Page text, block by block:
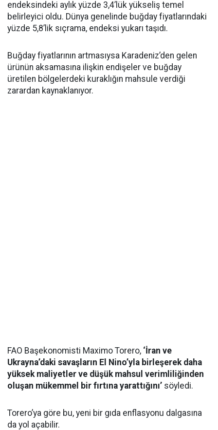
endeksindeki aylık yüzde 3,4’lük yükseliş temel
belirleyici oldu. Dünya genelinde buğday fiyatlarındaki
yüzde 5,8’lik sıçrama, endeksi yukarı taşıdı.
Buğday fiyatlarının artmasıysa Karadeniz’den gelen
ürünün aksamasına ilişkin endişeler ve buğday
üretilen bölgelerdeki kuraklığın mahsule verdiği
zarardan kaynaklanıyor.
FAO Başekonomisti Maximo Torero, ‘İran ve
Ukrayna’daki savaşların El Nino’yla birleşerek daha
yüksek maliyetler ve düşük mahsul verimliliğinden
oluşan mükemmel bir fırtına yarattığını’ söyledi.
Torero’ya göre bu, yeni bir gıda enflasyonu dalgasına
da yol açabilir.